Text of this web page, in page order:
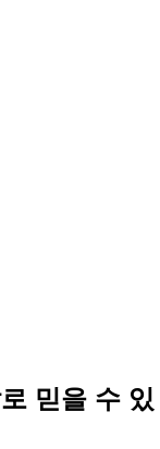
믿을 수 있